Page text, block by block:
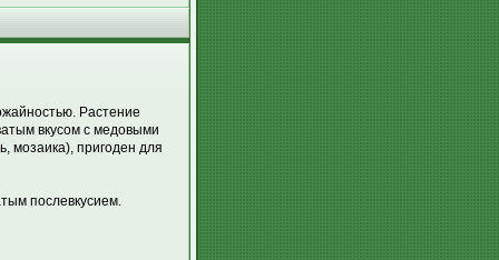
Растение
вкусом с медовыми
мозаика), пригоден для
послевкусием.